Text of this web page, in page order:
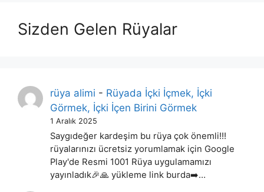
Sizden Gelen Rüyalar
rüya alimi - Rüyada İçki İçmek, İçki
Görmek, İçki İçen Birini Görmek
1 Aralık 2025
Saygıdeğer kardeşim bu rüya çok önemli!!!
rüyalarınızı ücretsiz yorumlamak için Google
Play'de Resmi 1001 Rüya uygulamamızı
yayınladık🎉🙏 yükleme link burda➡️…